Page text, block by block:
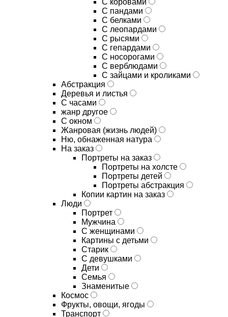
С коровами
С пандами
С белками
С леопардами
С рысями
С гепардами
С носорогами
С верблюдами
С зайцами и кроликами
Абстракция
Деревья и листья
С часами
жанр другое
С окном
Жанровая (жизнь людей)
Ню, обнаженная натура
На заказ
Портреты на заказ
Портреты на холсте
Портреты детей
Портреты абстракция
Копии картин на заказ
Люди
Портрет
Мужчина
С женщинами
Картины с детьми
Старик
С девушками
Дети
Семья
Знаменитые
Космос
Фрукты, овощи, ягоды
Транспорт